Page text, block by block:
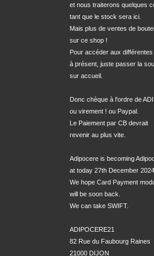
et nous traiterons quelques
tant que le stock sera ici.
Mais plus de ventes de
sur ce shop !
Pour accéder aux différentes
à présent, juste passer la
sur accueil.
Donc chèque à l'ordre de
ou virement ! ou Paypal.
Le Paiement par CB devrait
revenir au plus vite.
Adipocere is becoming
at today 27th December
We hope Card Payment
will be soon back.
We can take SWIFT.
ADIPOCERE21
82 Rue du Faubourg Raines
21000 DIJON